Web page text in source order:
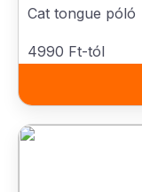
Cat tongue póló
4990 Ft-tól